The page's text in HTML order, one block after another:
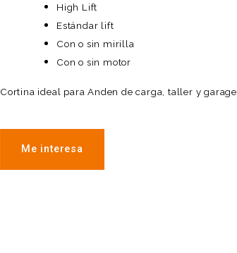
High Lift
Estándar lift
Con o sin mirilla
Con o sin motor
Cortina ideal para Anden de carga, taller y garage
Me interesa